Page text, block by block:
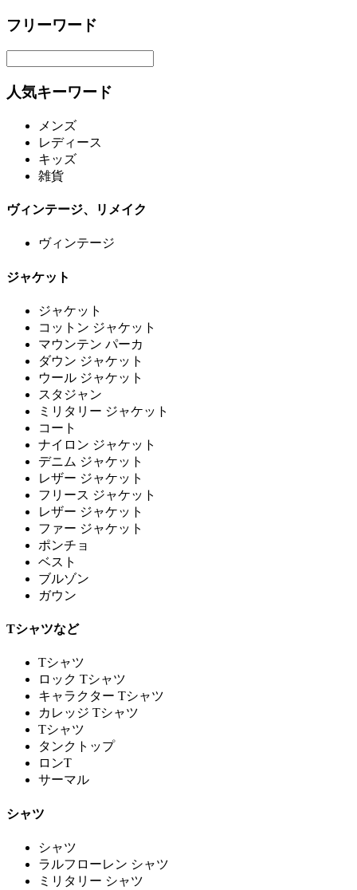
フリーワード
人気キーワード
メンズ
レディース
キッズ
雑貨
ヴィンテージ、リメイク
ヴィンテージ
ジャケット
ジャケット
コットン ジャケット
マウンテン パーカ
ダウン ジャケット
ウール ジャケット
スタジャン
ミリタリー ジャケット
コート
ナイロン ジャケット
デニム ジャケット
レザー ジャケット
フリース ジャケット
レザー ジャケット
ファー ジャケット
ポンチョ
ベスト
ブルゾン
ガウン
Tシャツなど
Tシャツ
ロック Tシャツ
キャラクター Tシャツ
カレッジ Tシャツ
Tシャツ
タンクトップ
ロンT
サーマル
シャツ
シャツ
ラルフローレン シャツ
ミリタリー シャツ